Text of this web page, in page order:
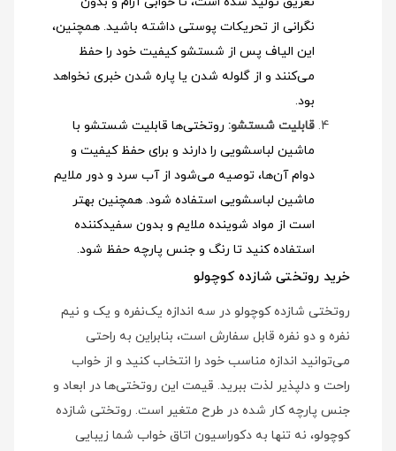
نگرانی از تحریکات پوستی داشته باشید. همچنین،
این الیاف پس از شستشو کیفیت خود را حفظ
می‌کنند و از گلوله شدن یا پاره شدن خبری نخواهد
بود.
قابلیت شستشو: روتختی‌ها قابلیت شستشو با
ماشین لباسشویی را دارند و برای حفظ کیفیت و
دوام آن‌ها، توصیه می‌شود از آب سرد و دور ملایم
ماشین لباسشویی استفاده شود. همچنین بهتر
است از مواد شوینده ملایم و بدون سفیدکننده
استفاده کنید تا رنگ و جنس پارچه حفظ شود.
خرید روتختی شازده کوچولو
روتختی شازده کوچولو در سه اندازه یک‌نفره و یک و نیم
نفره و دو نفره قابل سفارش است، بنابراین به راحتی
می‌توانید اندازه مناسب خود را انتخاب کنید و از خواب
راحت و دلپذیر لذت ببرید. قیمت این روتختی‌ها در ابعاد و
جنس پارچه کار شده در طرح متغیر است. روتختی شازده
کوچولو، نه تنها به دکوراسیون اتاق خواب شما زیبایی